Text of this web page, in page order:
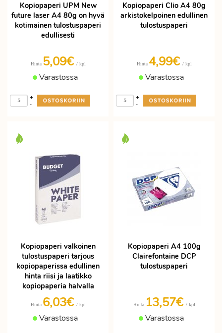
Kopiopaperi UPM New
future laser A4 80g on hyvä
kotimainen tulostuspaperi
edullisesti
Hinta 5,09€ / kpl
Varastossa
-
+
Kopiopaperi Clio A4 80g
arkistokelpoinen edullinen
tulostuspaperi
Hinta 4,99€ / kpl
Varastossa
-
+
Kopiopaperi valkoinen
tulostuspaperi tarjous
kopiopaperissa edullinen
hinta riisi ja laatikko
kopiopaperia halvalla
Hinta 6,03€ / kpl
Varastossa
Kopiopaperi A4 100g
Clairefontaine DCP
tulostuspaperi
Hinta 13,57€ / kpl
Varastossa